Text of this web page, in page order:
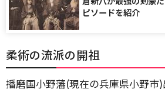
ピソードを紹介
柔術の流派の開祖
播磨国小野藩(現在の兵庫県小野市